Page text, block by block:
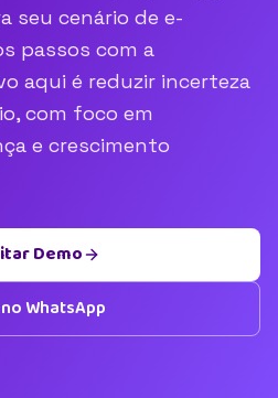
seu cenário de e-
passos com a
aqui é reduzir incerteza
com foco em
e crescimento
Demo
WhatsApp